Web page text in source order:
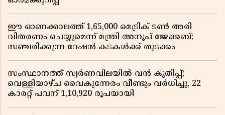
ഈ ഓണക്കാലത്ത് 1,65,000 മെട്രിക് ടൺ അരി
വിതരണം ചെയ്യുമെന്ന് മന്ത്രി അനൂപ് ജേക്കബ്;
സഞ്ചരിക്കുന്ന റേഷൻ കടകൾക്ക് തുടക്കം
സംസ്ഥാനത്ത് സ്വർണവിലയിൽ വൻ കുതിപ്പ്;
വെള്ളിയാഴ്ച വൈകുന്നേരം വീണ്ടും വർധിച്ചു, 22
കാരറ്റ് പവന് 1,10,920 രൂപയായി